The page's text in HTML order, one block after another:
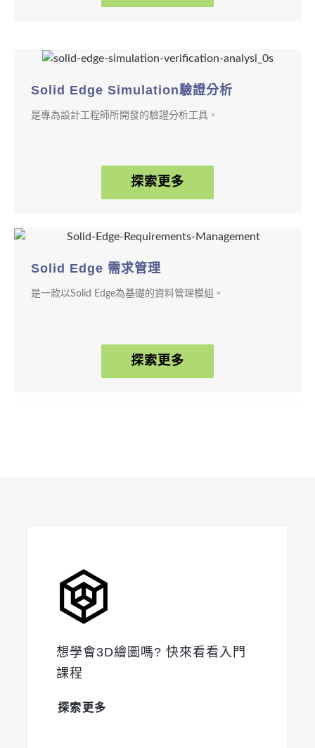
Solid Edge Simulation驗證分析
是專為設計工程師所開發的驗證分析工具。
探索更多
Solid Edge 需求管理
是一款以Solid Edge為基礎的資料管理模組。
探索更多
想學會3D繪圖嗎? 快來看看入門
課程
探索更多